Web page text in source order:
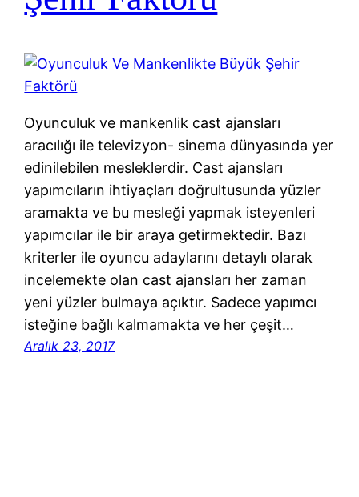
Oyunculuk ve mankenlik cast ajansları
aracılığı ile televizyon- sinema dünyasında yer
edinilebilen mesleklerdir. Cast ajansları
yapımcıların ihtiyaçları doğrultusunda yüzler
aramakta ve bu mesleği yapmak isteyenleri
yapımcılar ile bir araya getirmektedir. Bazı
kriterler ile oyuncu adaylarını detaylı olarak
incelemekte olan cast ajansları her zaman
yeni yüzler bulmaya açıktır. Sadece yapımcı
isteğine bağlı kalmamakta ve her çeşit…
Aralık 23, 2017